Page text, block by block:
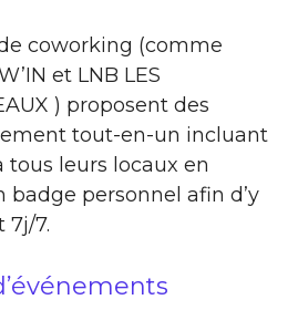
coworking (comme
et LNB LES
) proposent des
tout-en-un incluant
leurs locaux en
badge personnel afin d’y
7j/7.